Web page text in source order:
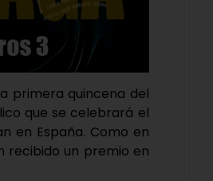
primera quincena del
que se celebrará el
en España. Como en
recibido un premio en